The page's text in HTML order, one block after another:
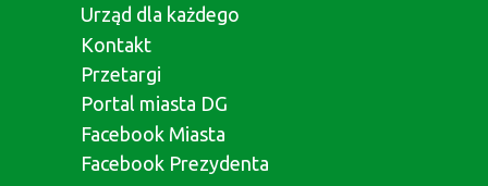
Urząd dla każdego
Kontakt
Przetargi
Portal miasta DG
Facebook Miasta
Facebook Prezydenta